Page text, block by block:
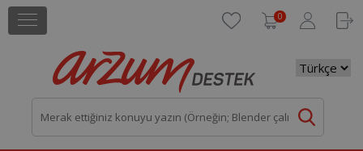
0